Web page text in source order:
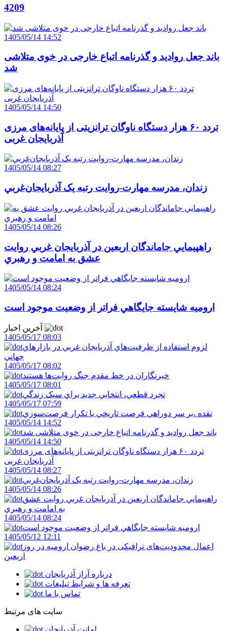
4209
1405/05/14 14:52
باند جعل روادید و گذرنامه اتباع خارجی در خوی متلاشی
شد
1405/05/14 14:50
تردد ۶۰ هزار دستگاه ناوگان ترانزیتی از پایانه‌های مرزی
آذربایجان ‌غربی
1405/05/14 08:27
زندان، مدرسه مهارت-روايت رتبه يک آذربايجان‌غربي
1405/05/14 08:26
راهپيمايي جاماندگان اربعين در آذربايجان غربي روايت
عشق به امامت و رهبري
1405/05/14 08:24
اروميه شايسته جايگاهي فراتر از وضعيت موجود است
1405/05/17 08:03
لزوم استفاده از ظرفيت‌هاي آذربايجان غربي در بازارهاي
جهاني
1405/05/17 08:02
خبرنگاران در خط مقدم جنگ روايت‌ها هستند
1405/05/17 08:01
تجرد قطعي، انتخابي جديد براي سبک زندگي
1405/05/17 07:59
نقده ،بر سر دوراهي فرصت تاريخي يا تکرار فرصت‌سوزي
1405/05/14 14:52
باند جعل روادید و گذرنامه اتباع خارجی در خوی متلاشی شد
1405/05/14 14:50
تردد ۶۰ هزار دستگاه ناوگان ترانزیتی از پایانه‌های مرزی
آذربایجان ‌غربی
1405/05/14 08:27
زندان، مدرسه مهارت-روايت رتبه يک آذربايجان‌غربي
1405/05/14 08:26
راهپيمايي جاماندگان اربعين در آذربايجان غربي روايت عشق
به امامت و رهبري
1405/05/14 08:24
اروميه شايسته جايگاهي فراتر از وضعيت موجود است
1405/05/12 12:11
اعمال محدودیت‌های ترافیکی در باغ رضوان ارومیه در روز
اربعین
درباره آراز آذربایجان
تعرفه ها و شرایط تبلیغات
تماس با ما
سایت های مرتبط
امانت آذربایجان